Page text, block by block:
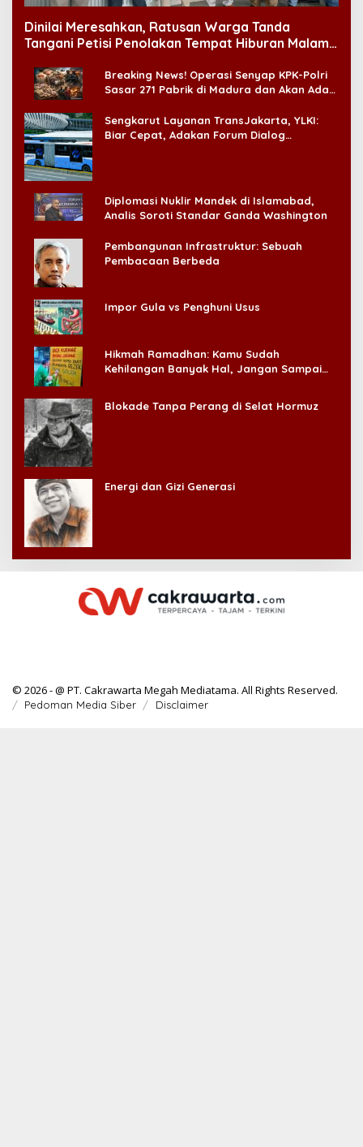
Dinilai Meresahkan, Ratusan Warga Tanda
Tangani Petisi Penolakan Tempat Hiburan Malam
Breaking News! Operasi Senyap KPK-Polri
Sasar 271 Pabrik di Madura dan Akan Ada
Sengkarut Layanan TransJakarta, YLKI:
Biar Cepat, Adakan Forum Dialog
Diplomasi Nuklir Mandek di Islamabad,
Analis Soroti Standar Ganda Washington
Pembangunan Infrastruktur: Sebuah
Pembacaan Berbeda
Impor Gula vs Penghuni Usus
Hikmah Ramadhan: Kamu Sudah
Kehilangan Banyak Hal, Jangan Sampai
Blokade Tanpa Perang di Selat Hormuz
Energi dan Gizi Generasi
© 2026 - @ PT. Cakrawarta Megah Mediatama. All Rights Reserved.
Pedoman Media Siber Disclaimer